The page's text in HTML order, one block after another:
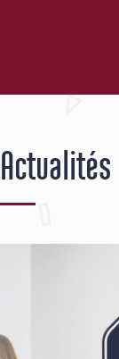
Actualités